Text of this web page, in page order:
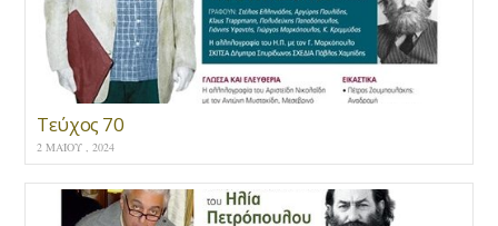
Τεύχος 70
2 ΜΑΪ́ΟΥ , 2024